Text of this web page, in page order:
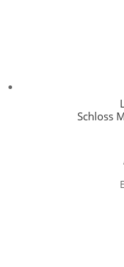
Schloss